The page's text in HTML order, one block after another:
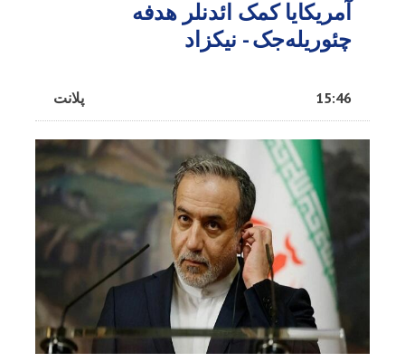
آمریکایا کمک ائد‌نلر هدفه
چئوریله‌جک - نیکزاد
پلانت 15:46